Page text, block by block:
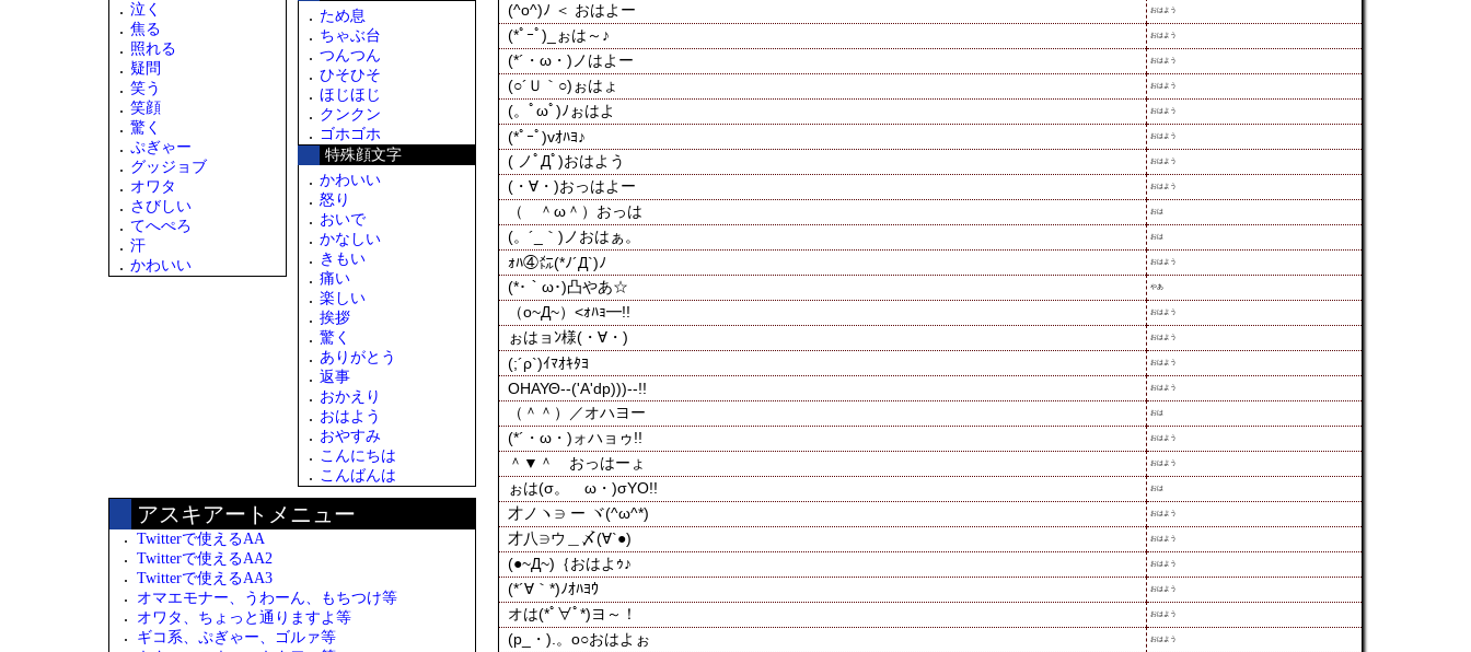
泣く
焦る
照れる
疑問
笑う
笑顔
驚く
ぷぎゃー
グッジョブ
オワタ
さびしい
てへぺろ
汗
かわいい
ため息
ちゃぶ台
つんつん
ひそひそ
ほじほじ
クンクン
ゴホゴホ
特殊顔文字
かわいい
怒り
おいで
かなしい
きもい
痛い
楽しい
挨拶
驚く
ありがとう
返事
おかえり
おはよう
おやすみ
こんにちは
こんばんは
アスキアートメニュー
Twitterで使えるAA
Twitterで使えるAA2
Twitterで使えるAA3
オマエモナー、うわーん、もちつけ等
オワタ、ちょっと通りますよ等
ギコ系、ぷぎゃー、ゴルァ等
おはよう
おはよう
おはよう
おはよう
おはよう
おはよう
おはよう
おはよう
おは
おは
おはよう
やあ
おはよう
おはよう
おはよう
おはよう
おは
おはよう
おはよう
おは
おはよう
おはよう
おはよう
おはよう
おはよう
おはよう